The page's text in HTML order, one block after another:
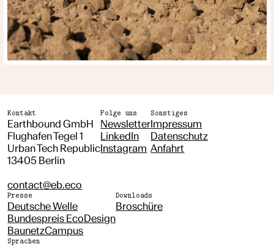
Kontakt
Earthbound GmbH
Flughafen Tegel 1
Urban Tech Republic
13405 Berlin
contact@eb.eco
Folge uns
Newsletter
LinkedIn
Instagram
Sonstiges
Impressum
Datenschutz
Anfahrt
Presse
Deutsche Welle
Bundespreis EcoDesign
BaunetzCampus
Downloads
Broschüre
Sprachen